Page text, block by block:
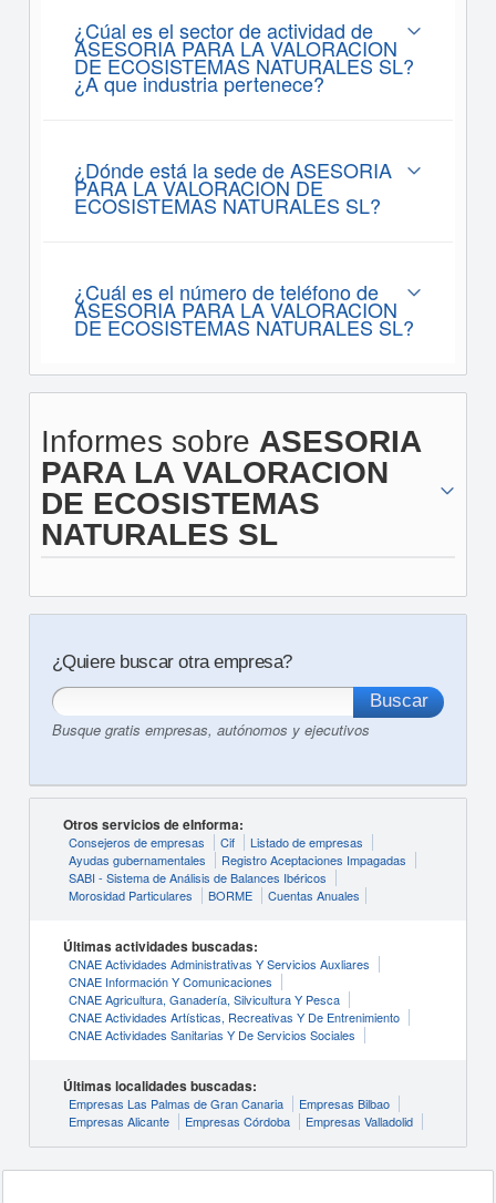
¿Cúal es el sector de actividad de
ASESORIA PARA LA VALORACION
DE ECOSISTEMAS NATURALES SL?
¿A que industria pertenece?
¿Dónde está la sede de ASESORIA
PARA LA VALORACION DE
ECOSISTEMAS NATURALES SL?
¿Cuál es el número de teléfono de
ASESORIA PARA LA VALORACION
DE ECOSISTEMAS NATURALES SL?
Informes sobre ASESORIA
PARA LA VALORACION
DE ECOSISTEMAS
NATURALES SL
¿Quiere buscar otra empresa?
Busque gratis empresas, autónomos y ejecutivos
Otros servicios de eInforma:
Consejeros de empresas Cif
Listado de empresas
Ayudas gubernamentales
Registro Aceptaciones Impagadas
SABI - Sistema de Análisis de Balances Ibéricos
Morosidad Particulares
BORME Cuentas Anuales
Últimas actividades buscadas:
CNAE Actividades Administrativas Y Servicios Auxliares
CNAE Información Y Comunicaciones
CNAE Agricultura, Ganadería, Silvicultura Y Pesca
CNAE Actividades Artísticas, Recreativas Y De Entrenimiento
CNAE Actividades Sanitarias Y De Servicios Sociales
Últimas localidades buscadas:
Empresas Las Palmas de Gran Canaria
Empresas Bilbao
Empresas Alicante
Empresas Córdoba Empresas Valladolid